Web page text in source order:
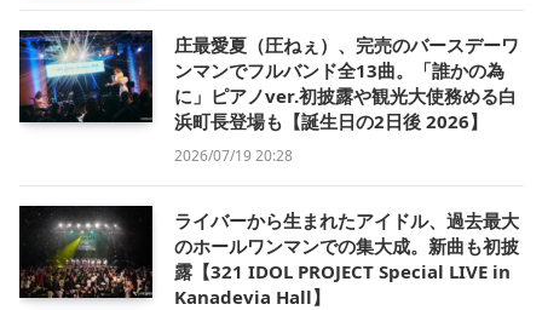
庄最愛夏（圧ねぇ）、完売のバースデーワ
ンマンでフルバンド全13曲。「誰かの為
に」ピアノver.初披露や観光大使務める白
浜町長登場も【誕生日の2日後 2026】
2026/07/19 20:28
ライバーから生まれたアイドル、過去最大
のホールワンマンでの集大成。新曲も初披
露【321 IDOL PROJECT Special LIVE in
Kanadevia Hall】